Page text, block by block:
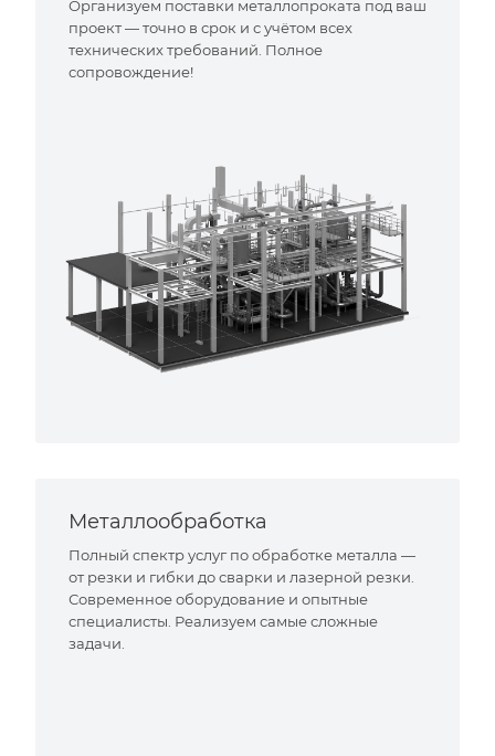
Организуем поставки металлопроката под ваш
проект — точно в срок и с учётом всех
технических требований. Полное
сопровождение!
Металлообработка
Полный спектр услуг по обработке металла —
от резки и гибки до сварки и лазерной резки.
Современное оборудование и опытные
специалисты. Реализуем самые сложные
задачи.